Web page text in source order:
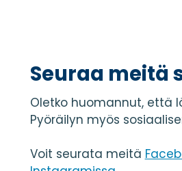
Seuraa meitä
Oletko huomannut, että
Pyöräilyn myös
Voit seurata meitä